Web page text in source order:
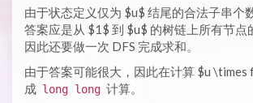
由于状态定义仅为 $u$ 结尾的合法子串个
答案应是从 $1$ 到 $u$ 的树链上所有节点
因此还要做一次 DFS 完成求和。
由于答案可能很大，因此在计算 $u \times
成 long long 计算。